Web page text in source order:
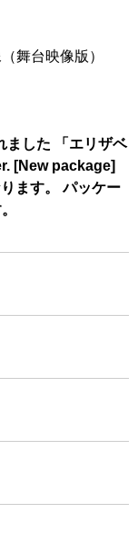
舞台映像版）
した 「エリザベ
[New package]
ます。 パッケー